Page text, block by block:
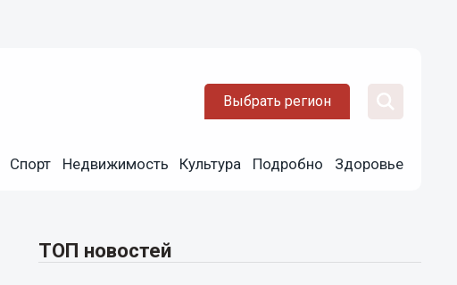
Выбрать регион
Спорт Недвижимость Культура Подробно Здоровье
ТОП новостей